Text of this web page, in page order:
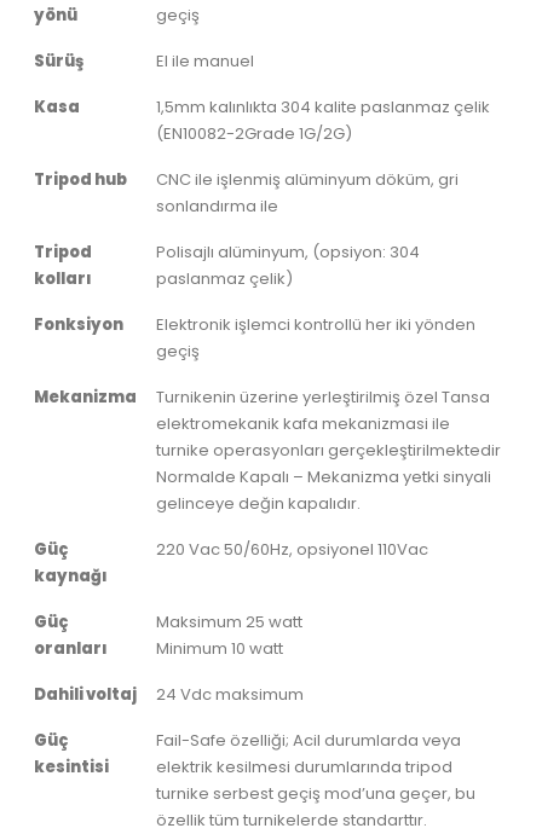
yönü
geçiş
Sürüş
El ile manuel
Kasa
1,5mm kalınlıkta 304 kalite paslanmaz çelik
(EN10082-2Grade 1G/2G)
Tripod hub
CNC ile işlenmiş alüminyum döküm, gri
sonlandırma ile
Tripod
kolları
Polisajlı alüminyum, (opsiyon: 304
paslanmaz çelik)
Fonksiyon
Elektronik işlemci kontrollü her iki yönden
geçiş
Mekanizma
Turnikenin üzerine yerleştirilmiş özel Tansa
elektromekanik kafa mekanizmasi ile
turnike operasyonları gerçekleştirilmektedir
Normalde Kapalı – Mekanizma yetki sinyali
gelinceye değin kapalıdır.
Güç
kaynağı
220 Vac 50/60Hz, opsiyonel 110Vac
Güç
oranları
Maksimum 25 watt
Minimum 10 watt
Dahili voltaj
24 Vdc maksimum
Güç
kesintisi
Fail-Safe özelliği; Acil durumlarda veya
elektrik kesilmesi durumlarında tripod
turnike serbest geçiş mod’una geçer, bu
özellik tüm turnikelerde standarttır.